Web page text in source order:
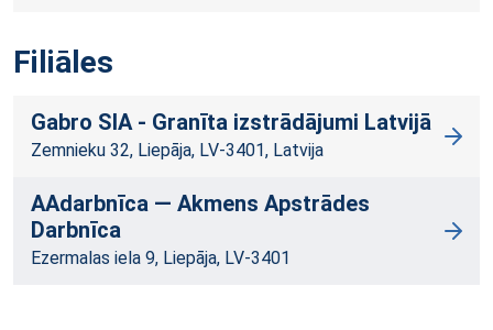
Filiāles
Gabro SIA - Granīta izstrādājumi Latvijā
Zemnieku 32, Liepāja, LV-3401, Latvija
AAdarbnīca — Akmens Apstrādes
Darbnīca
Ezermalas iela 9, Liepāja, LV-3401